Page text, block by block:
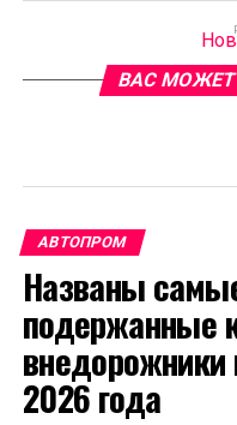
ВАС МОЖЕТ
АВТОПРОМ
Названы
подержанные
внедорожники
2026 года